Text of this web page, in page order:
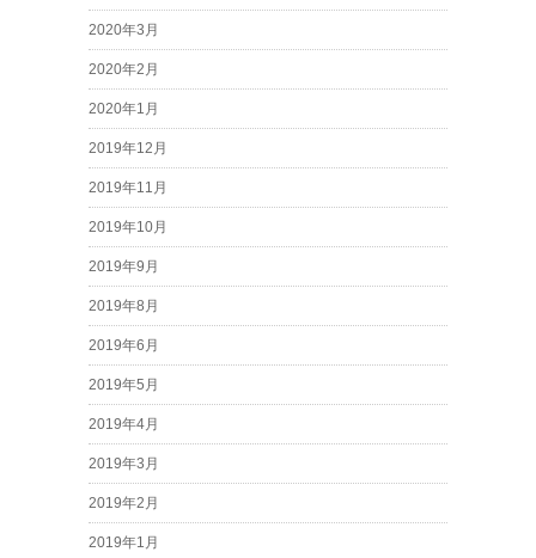
2020年3月
2020年2月
2020年1月
2019年12月
2019年11月
2019年10月
2019年9月
2019年8月
2019年6月
2019年5月
2019年4月
2019年3月
2019年2月
2019年1月